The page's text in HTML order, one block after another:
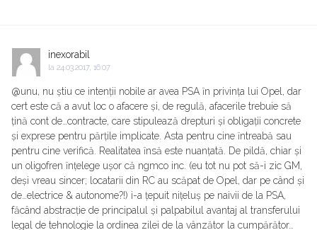
inexorabil
la 24.03.2017, 16:07
@unu, nu știu ce intenții nobile ar avea PSA ȋn privința lui Opel, dar
cert este că a avut loc o afacere și, de regulă, afacerile trebuie să
țină cont de…contracte, care stipulează drepturi și obligații concrete
și exprese pentru părțile implicate. Asta pentru cine ȋntreabă sau
pentru cine verifică. Realitatea ȋnsă este nuanțată. De pildă, chiar și
un oligofren ȋnțelege ușor că ngmco inc. (eu tot nu pot să-i zic GM,
deși vreau sincer; locatarii din RC au scăpat de Opel, dar pe când și
de…electrice & autonome?!) i-a țepuit nițeluș pe naivii de la PSA,
făcând abstracție de principalul și palpabilul avantaj al transferului
legal de tehnologie la ordinea zilei de la vânzător la cumpărător…